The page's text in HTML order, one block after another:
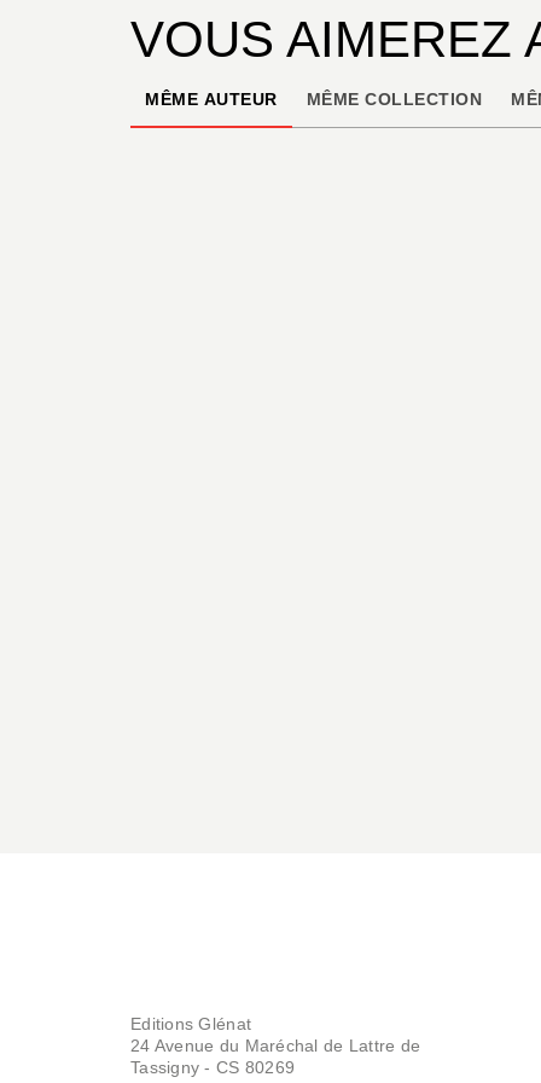
VOUS AIMEREZ
MÊME AUTEUR MÊME COLLECTION
Editions Glénat
24 Avenue du Maréchal de Lattre de
Tassigny - CS 80269